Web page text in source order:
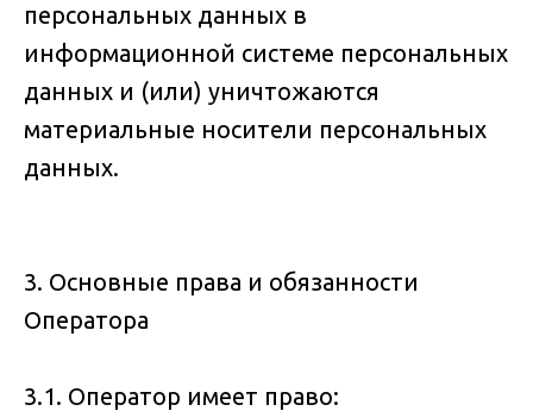
персональных данных в
информационной системе персональных
данных и (или) уничтожаются
материальные носители персональных
данных.
3. Основные права и обязанности
Оператора
3.1. Оператор имеет право: